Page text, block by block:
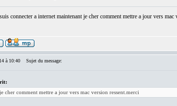
connecter a internet maintenant je cher comment mettre a jour vers mac
à 10:40 Sujet du message:
cher comment mettre a jour vers mac version ressent.merci